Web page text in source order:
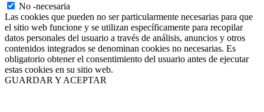
No -necesaria
Las cookies que pueden no ser particularmente necesarias para que
el sitio web funcione y se utilizan específicamente para recopilar
datos personales del usuario a través de análisis, anuncios y otros
contenidos integrados se denominan cookies no necesarias. Es
obligatorio obtener el consentimiento del usuario antes de ejecutar
estas cookies en su sitio web.
GUARDAR Y ACEPTAR